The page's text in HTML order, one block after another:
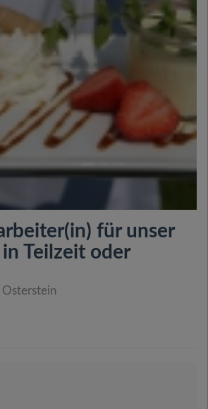
für unser
in Teilzeit oder
Osterstein